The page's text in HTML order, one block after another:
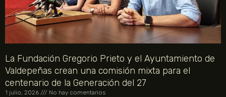
La Fundación Gregorio Prieto y el Ayuntamiento de
Valdepeñas crean una comisión mixta para el
centenario de la Generación del 27
1 julio, 2026 No hay comentarios